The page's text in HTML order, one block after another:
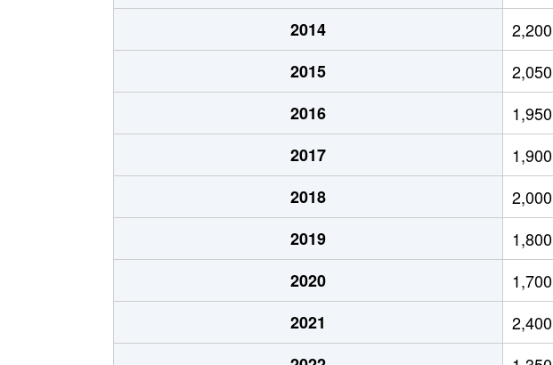
2014
2,200
2015
2,050
2016
1,950
2017
1,900
2018
2,000
2019
1,800
2020
1,700
2021
2,400